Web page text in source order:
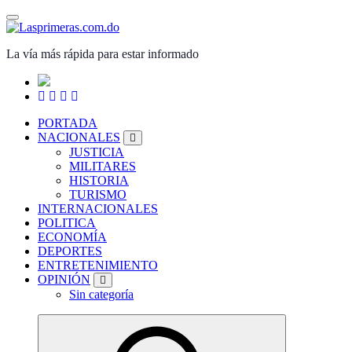
Saltar
al
La vía más rápida para estar informado
PORTADA
NACIONALES
JUSTICIA
MILITARES
HISTORIA
TURISMO
INTERNACIONALES
POLITICA
ECONOMÍA
DEPORTES
ENTRETENIMIENTO
OPINIÓN
Sin categoría